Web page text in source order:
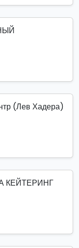
(Лев Хадера)
КЕЙТЕРИНГ